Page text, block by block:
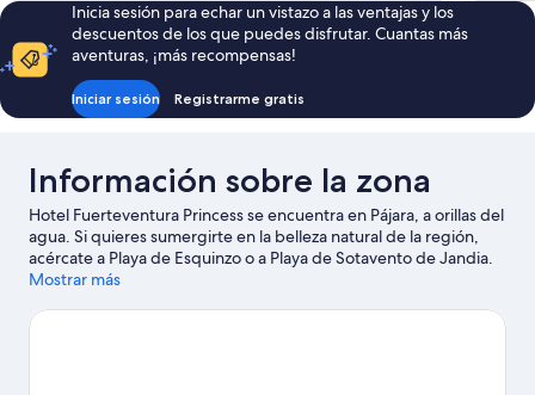
de
270 €
Inicia sesión para echar un vistazo a las ventajas y los
descuentos de los que puedes disfrutar. Cuantas más
aventuras, ¡más recompensas!
Iniciar sesión Registrarme gratis
Información sobre la zona
Hotel Fuerteventura Princess se encuentra en Pájara, a orillas del
agua. Si quieres sumergirte en la belleza natural de la región,
acércate a Playa de Esquinzo o a Playa de Sotavento de Jandia.
Dedica algo de tiempo a descubrir cuáles son las actividades de
Pájara
Mostrar más